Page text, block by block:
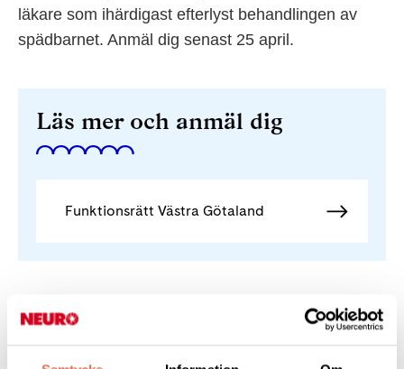
läkare som ihärdigast efterlyst behandlingen av
spädbarnet. Anmäl dig senast 25 april.
Läs mer och anmäl dig
Funktionsrätt Västra Götaland
Tipsa